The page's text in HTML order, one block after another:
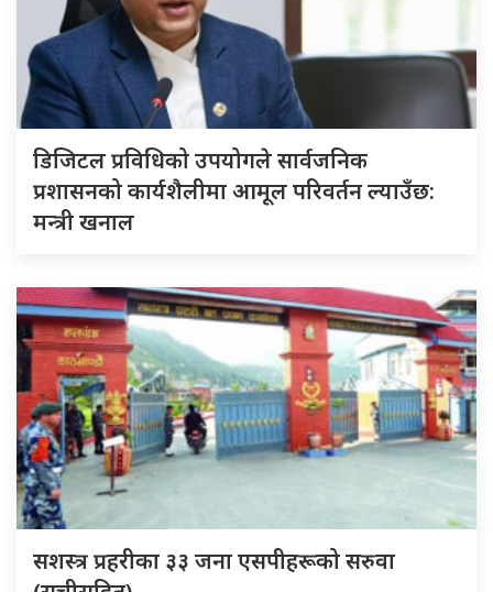
डिजिटल प्रविधिको उपयोगले सार्वजनिक
प्रशासनको कार्यशैलीमा आमूल परिवर्तन ल्याउँछ:
मन्त्री खनाल
सशस्त्र प्रहरीका ३३ जना एसपीहरूको सरुवा